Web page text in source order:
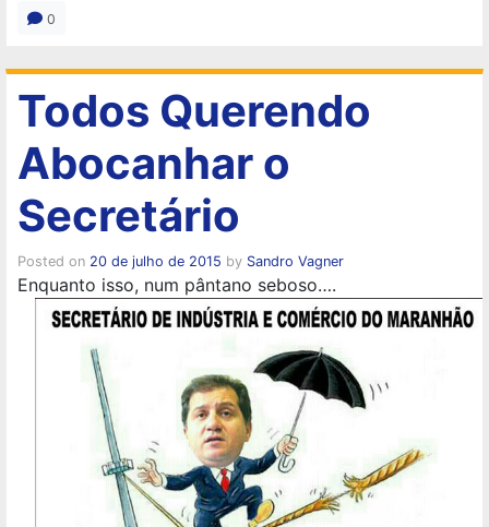
0
Todos Querendo
Abocanhar o
Secretário
Posted on 20 de julho de 2015 by Sandro Vagner
Enquanto isso, num pântano seboso….